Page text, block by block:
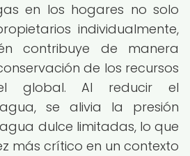
en los hogares no solo
individualmente,
contribuye de manera
de los recursos
global. Al reducir el
se alivia la presión
dulce limitadas, lo que
más crítico en un contexto